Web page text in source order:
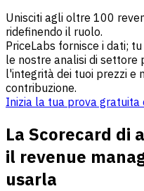
Unisciti agli oltre 100
ridefinendo il ruolo.
PriceLabs fornisce i dati;
le nostre analisi di settore
l'integrità dei tuoi prezzi e
contribuzione.
Inizia la tua prova gratuita
La Scorecard di
il revenue
usarla